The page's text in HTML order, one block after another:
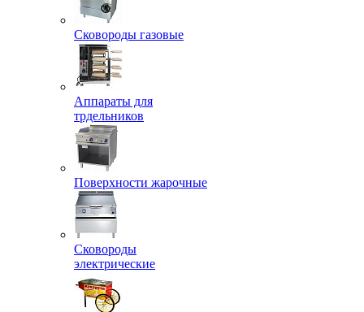
Сковороды газовые
Аппараты для
трдельников
Поверхности жарочные
Сковороды
электрические